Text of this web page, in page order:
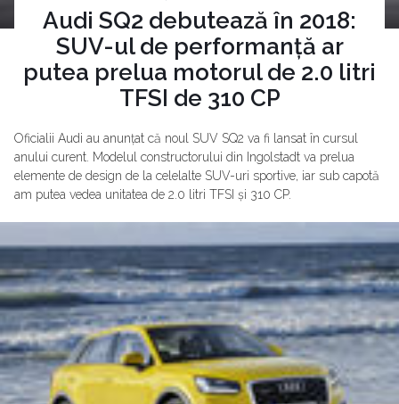
Audi SQ2 debutează în 2018:
SUV-ul de performanță ar
putea prelua motorul de 2.0 litri
TFSI de 310 CP
Oficialii Audi au anunțat că noul SUV SQ2 va fi lansat în cursul
anului curent. Modelul constructorului din Ingolstadt va prelua
elemente de design de la celelalte SUV-uri sportive, iar sub capotă
am putea vedea unitatea de 2.0 litri TFSI și 310 CP.